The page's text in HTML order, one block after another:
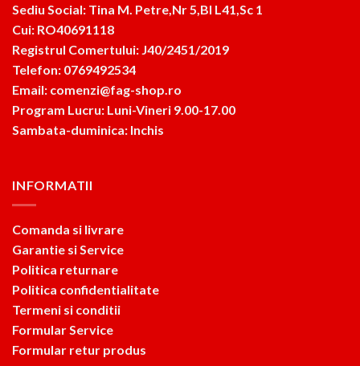
Sediu Social: Tina M. Petre,Nr 5,Bl L41,Sc 1
Cui: RO40691118
Registrul Comertului: J40/2451/2019
Telefon: 0769492534
Email: comenzi@fag-shop.ro
Program Lucru: Luni-Vineri 9.00-17.00
Sambata-duminica: Inchis
INFORMATII
Comanda si livrare
Garantie si Service
Politica returnare
Politica confidentialitate
Termeni si conditii
Formular Service
Formular retur produs